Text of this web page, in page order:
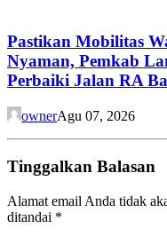
Pastikan Mobilitas
Nyaman, Pemkab
Perbaiki Jalan RA
ownerAgu 07, 2026
Tinggalkan Balasan
Alamat email Anda tidak
ditandai *